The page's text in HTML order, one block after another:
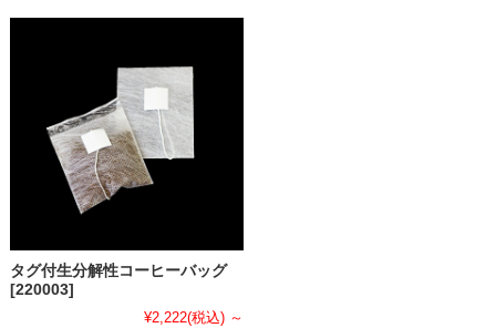
タグ付生分解性コーヒーバッグ
[220003]
¥2,222(税込) ～